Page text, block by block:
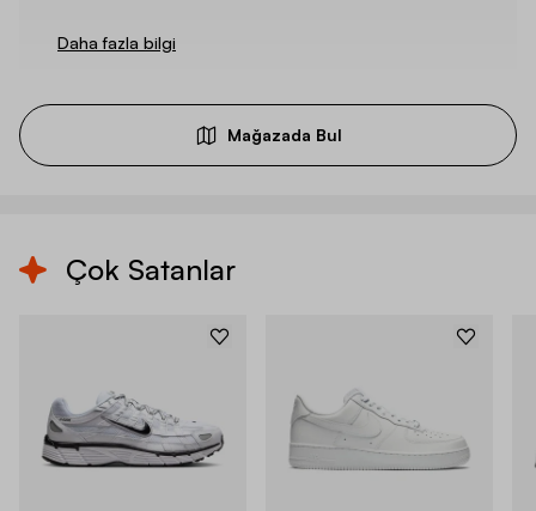
Daha fazla bilgi
Mağazada Bul
Çok Satanlar